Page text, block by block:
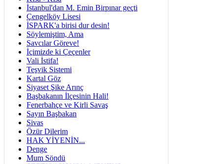
İstanbul'dan M. Emin Birpınar geçti
Çengelköy Lisesi
İSPARK'a birisi dur desin!
Söylemiştim, Ama
Savcılar Göreve!
İçimizde ki Çeçenler
Vali İstifa!
Teşvik Sistemi
Kartal Göz
Siyaset Şike Arınç
Başbakanın İlçesinin Hali!
Fenerbahçe ve Kirli Savaş
Sayın Başbakan
Sivas
Özür Dilerim
HAK YİYENİN...
Denge
Mum Söndü